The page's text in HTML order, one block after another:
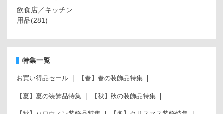
飲食店／キッチン
用品(281)
特集一覧
お買い得品セール 【春】春の装飾品特集
【夏】夏の装飾品特集 【秋】秋の装飾品特集